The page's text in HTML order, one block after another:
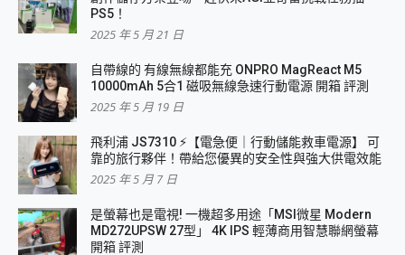
PS5！
2025 年 5 月 21 日
自帶線的 有線無線都能充 ONPRO MagReact M5
10000mAh 5合1 磁吸無線急速行動電源 開箱 評測
2025 年 5 月 19 日
飛利浦 JS7310 ⚡【電急便｜行動儲能救車電源】 可
靠的旅行夥伴！帶給您優異的安全性與強大供電效能
2025 年 5 月 7 日
是螢幕也是電視! 一機超多用途「MSI微星 Modern
MD272UPSW 27型」 4K IPS 輕薄商用智慧聯網螢幕
開箱 評測